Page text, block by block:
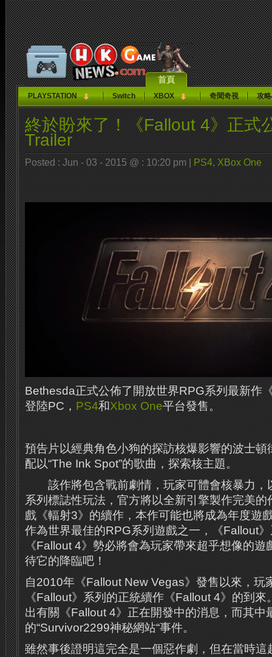
首頁
PLAYSTATION Switch XBOX 奇聞奇視 攻
終於盼來了！《Fallout 4》正式
Trailer
Posted : Jun - 03 - 2015 @ : 10:20 pm | PS4, XBox One
Bethesda正式公佈了開放世界RPG系列最新作
登陸PC， PS4和Xbox One平台發售。
預告片以經典角色小狗的探訪核爆影響的波士頓
配以“The Ink Spot”的歌曲，探索核主題。
該作將包含戰前劇情，玩家可體會核暴力，
系列標誌性玩法，官方將以全新引擎製作完美
戲《輻射3》的續作，本作可能也將成為年度遊
作為世界最佳的RPG系列遊戲之一，《Fallout
《Fallout 4》勢必將會為玩家帶來超乎想像的
待它的降臨吧！
自2010年《Fallout New Vegas》發售以來，玩
《Fallout》系列的正統續作《Fallout 4》的到
出有關《Fallout 4》正在開發中的消息，而其中
的“Survivor2299神秘網站“事件。
雖然事後證明這完全是一個惡作劇，但在當時這